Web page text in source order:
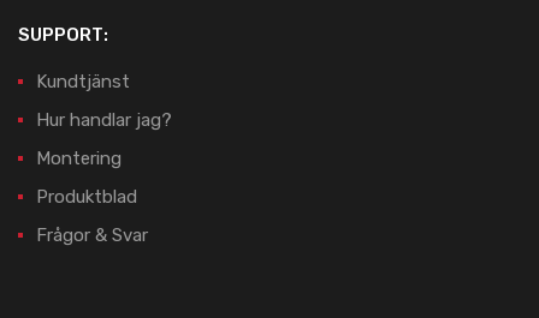
SUPPORT:
Kundtjänst
Hur handlar jag?
Montering
Produktblad
Frågor & Svar